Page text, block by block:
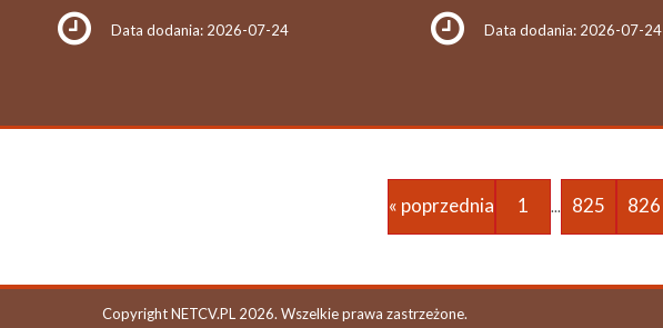
Data dodania: 2026-07-24 Data dodania: 2026-07-24
« poprzednia 1 ... 825 826
Copyright NETCV.PL 2026. Wszelkie prawa zastrzeżone.